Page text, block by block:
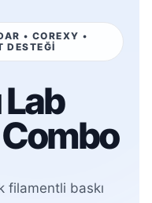
• COREXY •
DESTEĞİ
filamentli baskı